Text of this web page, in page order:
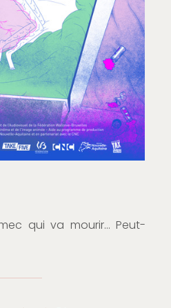
mec qui va mourir… Peut-